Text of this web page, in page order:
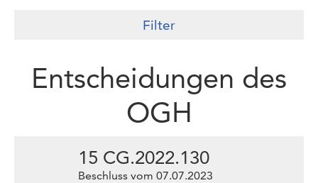
Filter
Entscheidungen des
OGH
15 CG.2022.130
Beschluss vom 07.07.2023